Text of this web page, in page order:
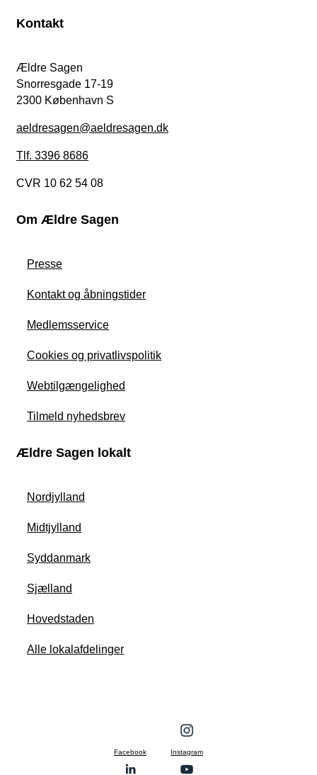
Kontakt
Ældre Sagen
Snorresgade 17-19
2300 København S
aeldresagen@aeldresagen.dk
Tlf. 3396 8686
CVR 10 62 54 08
Om Ældre Sagen
Presse
Kontakt og åbningstider
Medlemsservice
Cookies og privatlivspolitik
Webtilgængelighed
Tilmeld nyhedsbrev
Ældre Sagen lokalt
Nordjylland
Midtjylland
Syddanmark
Sjælland
Hovedstaden
Alle lokalafdelinger
Facebook Instagram